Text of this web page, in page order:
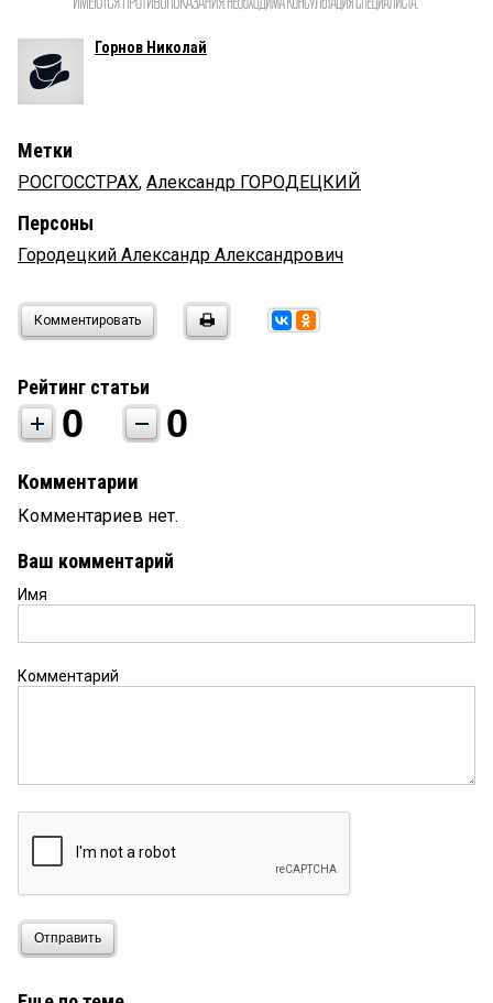
Горнов Николай
Метки
РОСГОССТРАХ, Александр ГОРОДЕЦКИЙ
Персоны
Городецкий Александр Александрович
Комментировать
Рейтинг статьи
0 0
Комментарии
Комментариев нет.
Ваш комментарий
Имя
Комментарий
Отправить